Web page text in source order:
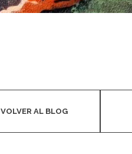
VOLVER AL BLOG